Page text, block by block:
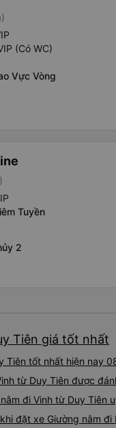
(Có WC)
Vực Vòng
Tuyền
2
Tiên giá tốt nhất
Tiên tốt nhất hiện nay
từ Duy Tiên được
đi Vinh từ Duy Tiên
đặt xe Giường nằm đi